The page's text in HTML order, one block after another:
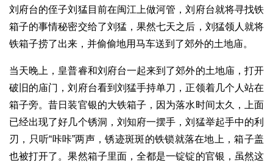
刘府台的侄子刘猛目前在闽江上做河管，刘府台就将寻找铁
箱子的事情秘密交给了刘猛，果然七天之后，刘猛领人就将
铁箱子捞了出来，并偷偷地用马车送到了郊外的土地庙。
当天晚上，皇普睿和刘府台一起来到了郊外的土地庙，打开
破旧的庙门，刘府台看到刘猛手持单刀，正领着几个人站在
箱子旁。昔日装官银的大铁箱子，因为落水时间太久，上面
已经出现了好几个锈洞，刘知府一摆手，刘猛举起手中的利
刃，只听“咔咔”两声，锈迹斑斑的铁锁就落在地上，箱子盖
也被打开了。果然箱子里面，全都是一锭锭的官银，虽然这